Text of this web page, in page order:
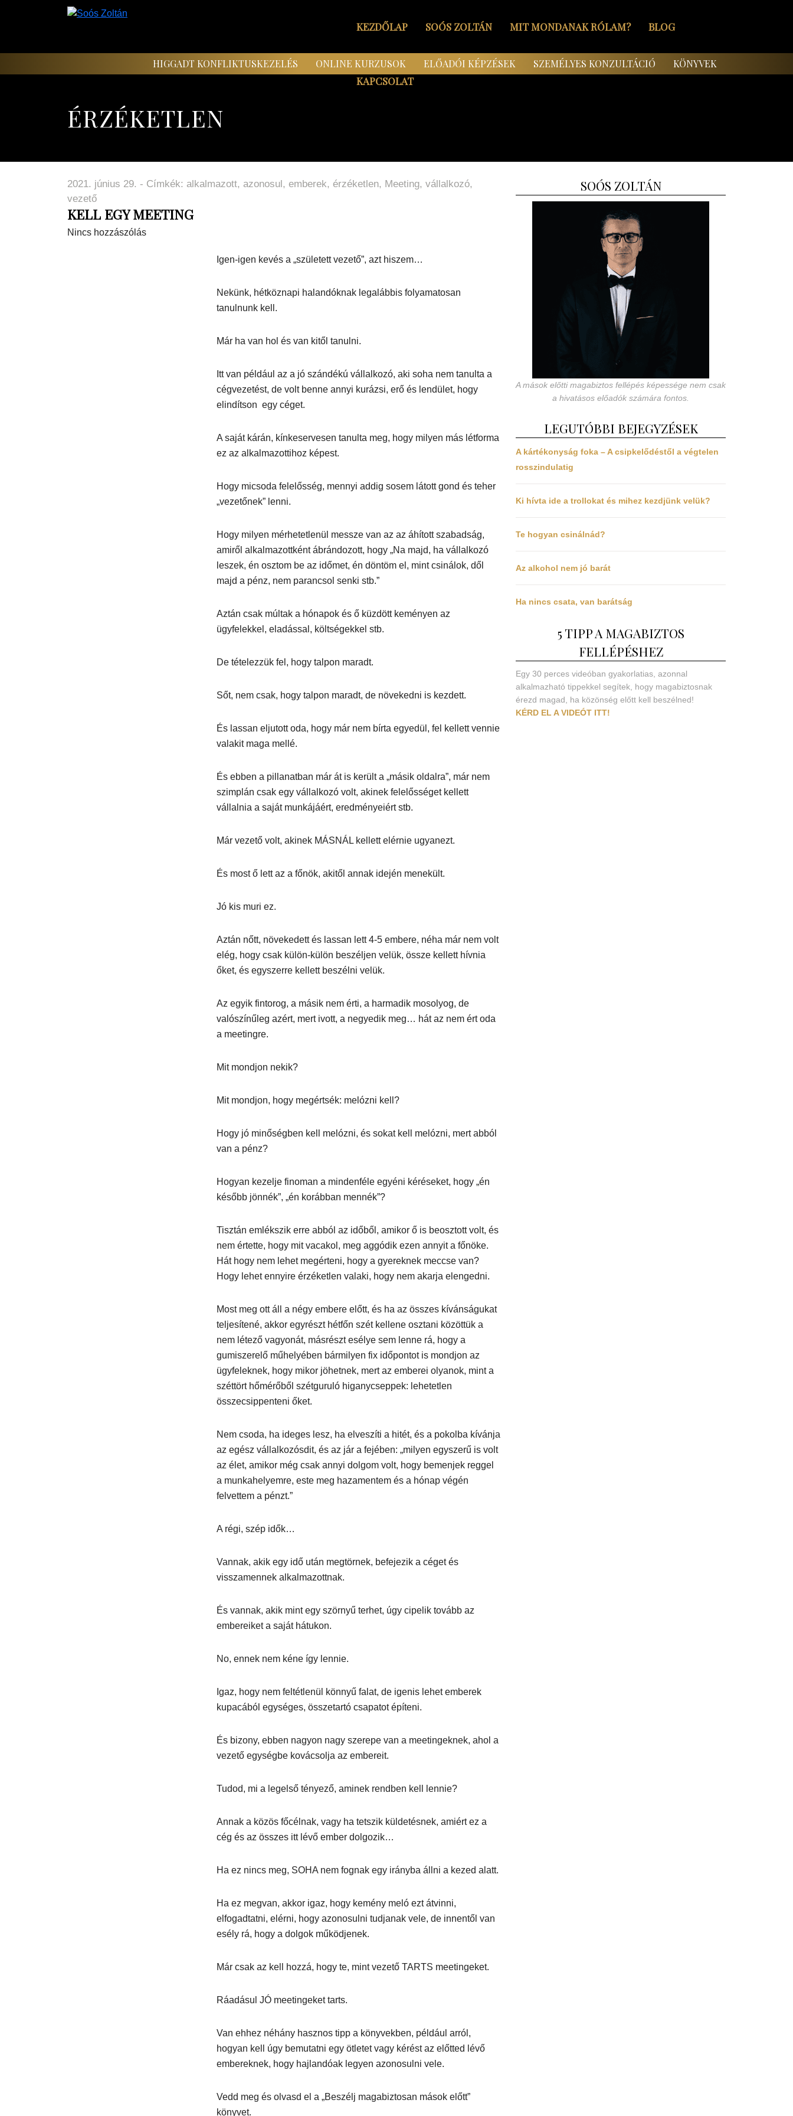
KEZDŐLAP SOÓS ZOLTÁN MIT MONDANAK RÓLAM? BLOG
KAPCSOLAT
HIGGADT KONFLIKTUSKEZELÉS ONLINE KURZUSOK ELŐADÓI KÉPZÉSEK SZEMÉLYES KONZULTÁCIÓ KÖNYVEK
ÉRZÉKETLEN
2021. június 29. - Címkék: alkalmazott, azonosul, emberek, érzéketlen, Meeting, vállalkozó,
vezető
KELL EGY MEETING
Nincs hozzászólás
Igen-igen kevés a „született vezető”, azt hiszem…
Nekünk, hétköznapi halandóknak legalábbis folyamatosan
tanulnunk kell.
Már ha van hol és van kitől tanulni.
Itt van például az a jó szándékú vállalkozó, aki soha nem tanulta a
cégvezetést, de volt benne annyi kurázsi, erő és lendület, hogy
elindítson egy céget.
A saját kárán, kínkeservesen tanulta meg, hogy milyen más létforma
ez az alkalmazottihoz képest.
Hogy micsoda felelősség, mennyi addig sosem látott gond és teher
„vezetőnek” lenni.
Hogy milyen mérhetetlenül messze van az az áhított szabadság,
amiről alkalmazottként ábrándozott, hogy „Na majd, ha vállalkozó
leszek, én osztom be az időmet, én döntöm el, mint csinálok, dől
majd a pénz, nem parancsol senki stb.”
Aztán csak múltak a hónapok és ő küzdött keményen az
ügyfelekkel, eladással, költségekkel stb.
De tételezzük fel, hogy talpon maradt.
Sőt, nem csak, hogy talpon maradt, de növekedni is kezdett.
És lassan eljutott oda, hogy már nem bírta egyedül, fel kellett vennie
valakit maga mellé.
És ebben a pillanatban már át is került a „másik oldalra”, már nem
szimplán csak egy vállalkozó volt, akinek felelősséget kellett
vállalnia a saját munkájáért, eredményeiért stb.
Már vezető volt, akinek MÁSNÁL kellett elérnie ugyanezt.
És most ő lett az a főnök, akitől annak idején menekült.
Jó kis muri ez.
Aztán nőtt, növekedett és lassan lett 4-5 embere, néha már nem volt
elég, hogy csak külön-külön beszéljen velük, össze kellett hívnia
őket, és egyszerre kellett beszélni velük.
Az egyik fintorog, a másik nem érti, a harmadik mosolyog, de
valószínűleg azért, mert ivott, a negyedik meg… hát az nem ért oda
a meetingre.
Mit mondjon nekik?
Mit mondjon, hogy megértsék: melózni kell?
Hogy jó minőségben kell melózni, és sokat kell melózni, mert abból
van a pénz?
Hogyan kezelje finoman a mindenféle egyéni kéréseket, hogy „én
később jönnék”, „én korábban mennék”?
Tisztán emlékszik erre abból az időből, amikor ő is beosztott volt, és
nem értette, hogy mit vacakol, meg aggódik ezen annyit a főnöke.
Hát hogy nem lehet megérteni, hogy a gyereknek meccse van?
Hogy lehet ennyire érzéketlen valaki, hogy nem akarja elengedni.
Most meg ott áll a négy embere előtt, és ha az összes kívánságukat
teljesítené, akkor egyrészt hétfőn szét kellene osztani közöttük a
nem létező vagyonát, másrészt esélye sem lenne rá, hogy a
gumiszerelő műhelyében bármilyen fix időpontot is mondjon az
ügyfeleknek, hogy mikor jöhetnek, mert az emberei olyanok, mint a
széttört hőmérőből szétguruló higanycseppek: lehetetlen
összecsippenteni őket.
Nem csoda, ha ideges lesz, ha elveszíti a hitét, és a pokolba kívánja
az egész vállalkozósdit, és az jár a fejében: „milyen egyszerű is volt
az élet, amikor még csak annyi dolgom volt, hogy bemenjek reggel
a munkahelyemre, este meg hazamentem és a hónap végén
felvettem a pénzt.”
A régi, szép idők…
Vannak, akik egy idő után megtörnek, befejezik a céget és
visszamennek alkalmazottnak.
És vannak, akik mint egy szörnyű terhet, úgy cipelik tovább az
embereiket a saját hátukon.
No, ennek nem kéne így lennie.
Igaz, hogy nem feltétlenül könnyű falat, de igenis lehet emberek
kupacából egységes, összetartó csapatot építeni.
És bizony, ebben nagyon nagy szerepe van a meetingeknek, ahol a
vezető egységbe kovácsolja az embereit.
Tudod, mi a legelső tényező, aminek rendben kell lennie?
Annak a közös főcélnak, vagy ha tetszik küldetésnek, amiért ez a
cég és az összes itt lévő ember dolgozik…
Ha ez nincs meg, SOHA nem fognak egy irányba állni a kezed alatt.
Ha ez megvan, akkor igaz, hogy kemény meló ezt átvinni,
elfogadtatni, elérni, hogy azonosulni tudjanak vele, de innentől van
esély rá, hogy a dolgok működjenek.
Már csak az kell hozzá, hogy te, mint vezető TARTS meetingeket.
Ráadásul JÓ meetingeket tarts.
Van ehhez néhány hasznos tipp a könyvekben, például arról,
hogyan kell úgy bemutatni egy ötletet vagy kérést az előtted lévő
embereknek, hogy hajlandóak legyen azonosulni vele.
Vedd meg és olvasd el a „Beszélj magabiztosan mások előtt”
könyvet.
SOÓS ZOLTÁN
A mások előtti magabiztos fellépés képessége nem csak
a hivatásos előadók számára fontos.
LEGUTÓBBI BEJEGYZÉSEK
A kártékonyság foka – A csipkelődéstől a végtelen
rosszindulatig
Ki hívta ide a trollokat és mihez kezdjünk velük?
Te hogyan csinálnád?
Az alkohol nem jó barát
Ha nincs csata, van barátság
5 TIPP A MAGABIZTOS
FELLÉPÉSHEZ
Egy 30 perces videóban gyakorlatias, azonnal
alkalmazható tippekkel segítek, hogy magabiztosnak
érezd magad, ha közönség előtt kell beszélned!
KÉRD EL A VIDEÓT ITT!